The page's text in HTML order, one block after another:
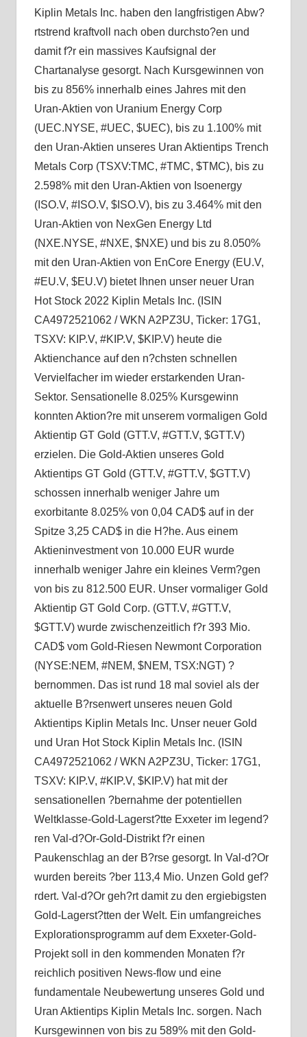
Kiplin Metals Inc. haben den langfristigen Abw?
rtstrend kraftvoll nach oben durchsto?en und
damit f?r ein massives Kaufsignal der
Chartanalyse gesorgt. Nach Kursgewinnen von
bis zu 856% innerhalb eines Jahres mit den
Uran-Aktien von Uranium Energy Corp
(UEC.NYSE, #UEC, $UEC), bis zu 1.100% mit
den Uran-Aktien unseres Uran Aktientips Trench
Metals Corp (TSXV:TMC, #TMC, $TMC), bis zu
2.598% mit den Uran-Aktien von Isoenergy
(ISO.V, #ISO.V, $ISO.V), bis zu 3.464% mit den
Uran-Aktien von NexGen Energy Ltd
(NXE.NYSE, #NXE, $NXE) und bis zu 8.050%
mit den Uran-Aktien von EnCore Energy (EU.V,
#EU.V, $EU.V) bietet Ihnen unser neuer Uran
Hot Stock 2022 Kiplin Metals Inc. (ISIN
CA4972521062 / WKN A2PZ3U, Ticker: 17G1,
TSXV: KIP.V, #KIP.V, $KIP.V) heute die
Aktienchance auf den n?chsten schnellen
Vervielfacher im wieder erstarkenden Uran-
Sektor. Sensationelle 8.025% Kursgewinn
konnten Aktion?re mit unserem vormaligen Gold
Aktientip GT Gold (GTT.V, #GTT.V, $GTT.V)
erzielen. Die Gold-Aktien unseres Gold
Aktientips GT Gold (GTT.V, #GTT.V, $GTT.V)
schossen innerhalb weniger Jahre um
exorbitante 8.025% von 0,04 CAD$ auf in der
Spitze 3,25 CAD$ in die H?he. Aus einem
Aktieninvestment von 10.000 EUR wurde
innerhalb weniger Jahre ein kleines Verm?gen
von bis zu 812.500 EUR. Unser vormaliger Gold
Aktientip GT Gold Corp. (GTT.V, #GTT.V,
$GTT.V) wurde zwischenzeitlich f?r 393 Mio.
CAD$ vom Gold-Riesen Newmont Corporation
(NYSE:NEM, #NEM, $NEM, TSX:NGT) ?
bernommen. Das ist rund 18 mal soviel als der
aktuelle B?rsenwert unseres neuen Gold
Aktientips Kiplin Metals Inc. Unser neuer Gold
und Uran Hot Stock Kiplin Metals Inc. (ISIN
CA4972521062 / WKN A2PZ3U, Ticker: 17G1,
TSXV: KIP.V, #KIP.V, $KIP.V) hat mit der
sensationellen ?bernahme der potentiellen
Weltklasse-Gold-Lagerst?tte Exxeter im legend?
ren Val-d?Or-Gold-Distrikt f?r einen
Paukenschlag an der B?rse gesorgt. In Val-d?Or
wurden bereits ?ber 113,4 Mio. Unzen Gold gef?
rdert. Val-d?Or geh?rt damit zu den ergiebigsten
Gold-Lagerst?tten der Welt. Ein umfangreiches
Explorationsprogramm auf dem Exxeter-Gold-
Projekt soll in den kommenden Monaten f?r
reichlich positiven News-flow und eine
fundamentale Neubewertung unseres Gold und
Uran Aktientips Kiplin Metals Inc. sorgen. Nach
Kursgewinnen von bis zu 589% mit den Gold-